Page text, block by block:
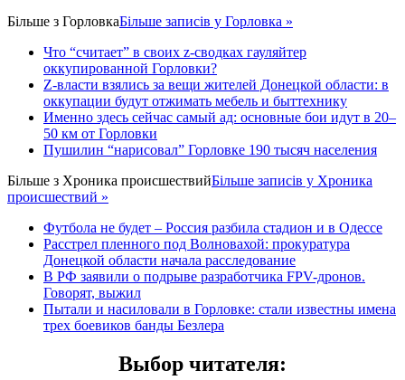
Більше з ГорловкаБільше записів у Горловка »
Что “считает” в своих z-сводках гауляйтер
оккупированной Горловки?
Z-власти взялись за вещи жителей Донецкой области: в
оккупации будут отжимать мебель и быттехнику
Именно здесь сейчас самый ад: основные бои идут в 20–
50 км от Горловки
Пушилин “нарисовал” Горловке 190 тысяч населения
Більше з Хроника происшествийБільше записів у Хроника
происшествий »
Футбола не будет – Россия разбила стадион и в Одессе
Расстрел пленного под Волновахой: прокуратура
Донецкой области начала расследование
В РФ заявили о подрыве разработчика FPV-дронов.
Говорят, выжил
Пытали и насиловали в Горловке: стали известны имена
трех боевиков банды Безлера
Выбор читателя: